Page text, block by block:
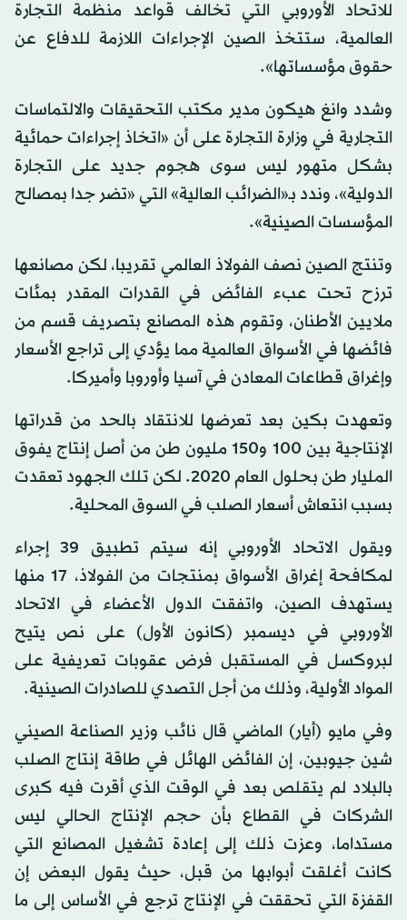
للاتحاد الأوروبي التي تخالف قواعد منظمة التجارة
العالمية، ستتخذ الصين الإجراءات اللازمة للدفاع عن
حقوق مؤسساتها».
وشدد وانغ هيكون مدير مكتب التحقيقات والالتماسات
التجارية في وزارة التجارة على أن «اتخاذ إجراءات حمائية
بشكل متهور ليس سوى هجوم جديد على التجارة
الدولية»، وندد بـ«الضرائب العالية» التي «تضر جدا بمصالح
المؤسسات الصينية».
وتنتج الصين نصف الفولاذ العالمي تقريبا، لكن مصانعها
ترزح تحت عبء الفائض في القدرات المقدر بمئات
ملايين الأطنان، وتقوم هذه المصانع بتصريف قسم من
فائضها في الأسواق العالمية مما يؤدي إلى تراجع الأسعار
وإغراق قطاعات المعادن في آسيا وأوروبا وأميركا.
وتعهدت بكين بعد تعرضها للانتقاد بالحد من قدراتها
الإنتاجية بين 100 و150 مليون طن من أصل إنتاج يفوق
المليار طن بحلول العام 2020. لكن تلك الجهود تعقدت
بسبب انتعاش أسعار الصلب في السوق المحلية.
ويقول الاتحاد الأوروبي إنه سيتم تطبيق 39 إجراء
لمكافحة إغراق الأسواق بمنتجات من الفولاذ، 17 منها
يستهدف الصين، واتفقت الدول الأعضاء في الاتحاد
الأوروبي في ديسمبر (كانون الأول) على نص يتيح
لبروكسل في المستقبل فرض عقوبات تعريفية على
المواد الأولية، وذلك من أجل التصدي للصادرات الصينية.
وفي مايو (أيار) الماضي قال نائب وزير الصناعة الصيني
شين جيوبين، إن الفائض الهائل في طاقة إنتاج الصلب
بالبلاد لم يتقلص بعد في الوقت الذي أقرت فيه كبرى
الشركات في القطاع بأن حجم الإنتاج الحالي ليس
مستداما، وعزت ذلك إلى إعادة تشغيل المصانع التي
كانت أغلقت أبوابها من قبل، حيث يقول البعض إن
القفزة التي تحققت في الإنتاج ترجع في الأساس إلى ما